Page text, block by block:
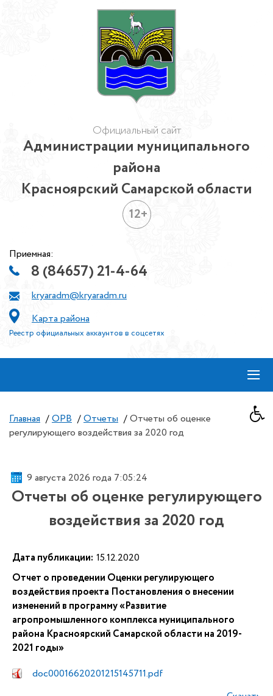
Официальный сайт
Администрации муниципального
района
Красноярский Самарской области
12+
Приемная:
8 (84657) 21-4-64
kryaradm@kryaradm.ru
Карта района
Реестр официальных аккаунтов в соцсетях
≡
Главная / ОРВ / Отчеты / Отчеты об оценке
регулирующего воздействия за 2020 год
9 августа 2026 года 7:05:24
Отчеты об оценке регулирующего
воздействия за 2020 год
Дата публикации: 15.12.2020
Отчет о проведении Оценки регулирующего
воздействия проекта Постановления о внесении
изменений в программу «Развитие
агропромышленного комплекса муниципального
района Красноярский Самарской области на 2019-
2021 годы»
doc00016620201215145711.pdf